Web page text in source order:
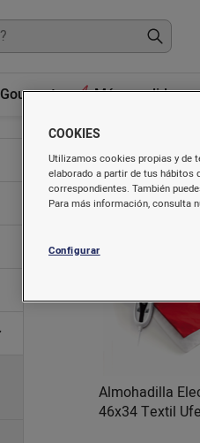
Gourmet Más vendidos
Almohadilla
46x34 Textil
COOKIES
Utilizamos cookies propias y de
elaborado a partir de tus hábitos
correspondientes. También
Para más información, consulta
Configurar